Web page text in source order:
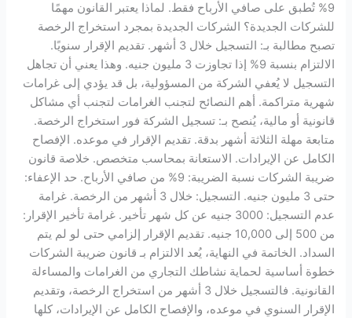
9% تُطبق على صافي الأرباح فقط. لماذا يعتبر القانون مهمًا
للشركات الجديدة؟ الشركات الجديدة بمجرد استخراج الرخصة
تصبح مطالبة بـ: التسجيل خلال 3 أشهر. تقديم الإقرار سنويًا.
الالتزام بنسبة 9% إذا تجاوزت 3 مليون جنيه. وهذا يعني أن تجاهل
التسجيل لا يُعفي الشركة من المسؤولية، بل قد يؤدي إلى غرامات
شهرية متراكمة. أهم النصائح لتجنب الغرامات لتجنب أي مشاكل
قانونية أو مالية، يُنصح بـ: تسجيل الشركة فور استخراج الرخصة.
متابعة مهلة الثلاثة أشهر بدقة. تقديم الإقرار في موعده. الإفصاح
الكامل عن الإيرادات. الاستعانة بمحاسب متخصص. خلاصة قانون
ضريبة الشركات نسبة الضريبة: 9% من صافي الأرباح. حد الإعفاء:
حتى 3 مليون جنيه. التسجيل: خلال 3 أشهر من الرخصة. غرامة
عدم التسجيل: 3000 جنيه عن كل شهر تأخير. غرامة تأخير الإقرار:
من 500 إلى 10,000 جنيه. تقديم الإقرار إلزامي حتى لو لم يتم
السداد. الخاتمة في النهاية، يُعد الالتزام بـ قانون ضريبة الشركات
خطوة أساسية لحماية نشاطك التجاري من الغرامات والمساءلة
القانونية. فالتسجيل خلال 3 أشهر من استخراج الرخصة، وتقديم
الإقرار السنوي في موعده، والإفصاح الكامل عن الإيرادات، كلها